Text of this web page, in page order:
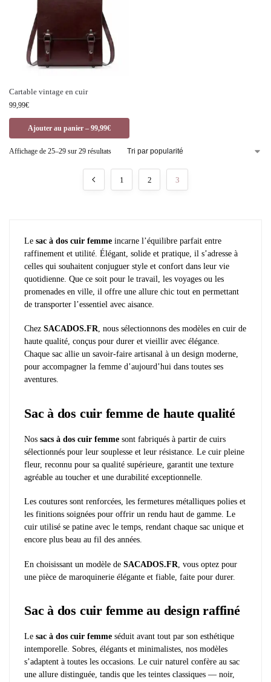
Cartable vintage en cuir
99,99€
Ajouter au panier – 99,99€
Affichage de 25–29 sur 29 résultats
1 2 3
Le sac à dos cuir femme incarne l’équilibre parfait entre
raffinement et utilité. Élégant, solide et pratique, il s’adresse à
celles qui souhaitent conjuguer style et confort dans leur vie
quotidienne. Que ce soit pour le travail, les voyages ou les
promenades en ville, il offre une allure chic tout en permettant
de transporter l’essentiel avec aisance.
Chez SACADOS.FR, nous sélectionnons des modèles en cuir de
haute qualité, conçus pour durer et vieillir avec élégance.
Chaque sac allie un savoir-faire artisanal à un design moderne,
pour accompagner la femme d’aujourd’hui dans toutes ses
aventures.
Sac à dos cuir femme de haute qualité
Nos sacs à dos cuir femme sont fabriqués à partir de cuirs
sélectionnés pour leur souplesse et leur résistance. Le cuir pleine
fleur, reconnu pour sa qualité supérieure, garantit une texture
agréable au toucher et une durabilité exceptionnelle.
Les coutures sont renforcées, les fermetures métalliques polies et
les finitions soignées pour offrir un rendu haut de gamme. Le
cuir utilisé se patine avec le temps, rendant chaque sac unique et
encore plus beau au fil des années.
En choisissant un modèle de SACADOS.FR , vous optez pour
une pièce de maroquinerie élégante et fiable, faite pour durer.
Sac à dos cuir femme au design raffiné
Le sac à dos cuir femme séduit avant tout par son esthétique
intemporelle. Sobres, élégants et minimalistes, nos modèles
s’adaptent à toutes les occasions. Le cuir naturel confère au sac
une allure distinguée, tandis que les teintes classiques — noir,